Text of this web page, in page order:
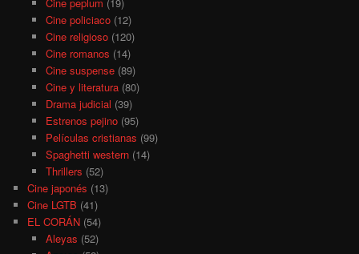
Cine policiaco(12)
Cine religioso(120)
Cine romanos (14)
Cine suspense(89)
Cine y literatura(80)
Drama judicial (39)
Estrenos pejino(95)
Películas cristianas (99)
Spaghetti western(14)
Thrillers (52)
Cine japonés (13)
Cine LGTB (41)
EL CORÁN (54)
Aleyas (52)